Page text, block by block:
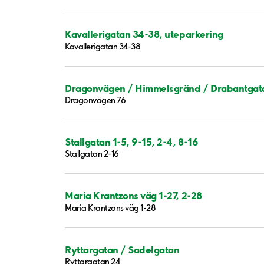
Kavallerigatan 34-38, uteparkering
Kavallerigatan 34-38
Dragonvägen / Himmelsgränd /
Dragonvägen 76
Stallgatan 1-5, 9-15, 2-4, 8-16
Stallgatan 2-16
Maria Krantzons väg 1-27, 2-28
Maria Krantzons väg 1-28
Ryttargatan / Sadelgatan
Ryttargatan 24